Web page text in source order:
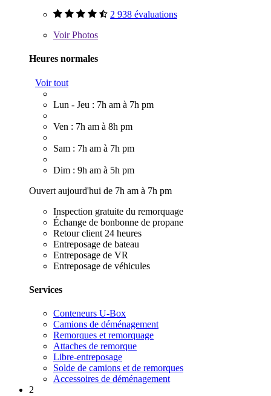
2 938 évaluations
VoirPhotos
Heures normales
Voir tout
Lun - Jeu : 7h am à 7h pm
Ven : 7h am à 8h pm
Sam : 7h am à 7h pm
Dim : 9h am à 5h pm
Ouvert aujourd'hui de 7h am à 7h pm
Inspection gratuite du remorquage
Échange de bonbonne de propane
Retour client 24 heures
Entreposage de bateau
Entreposage de VR
Entreposage de véhicules
Services
Conteneurs U-Box
Camions de déménagement
Remorques et remorquage
Attaches de remorque
Libre-entreposage
Solde de camions et de remorques
Accessoires de déménagement
2